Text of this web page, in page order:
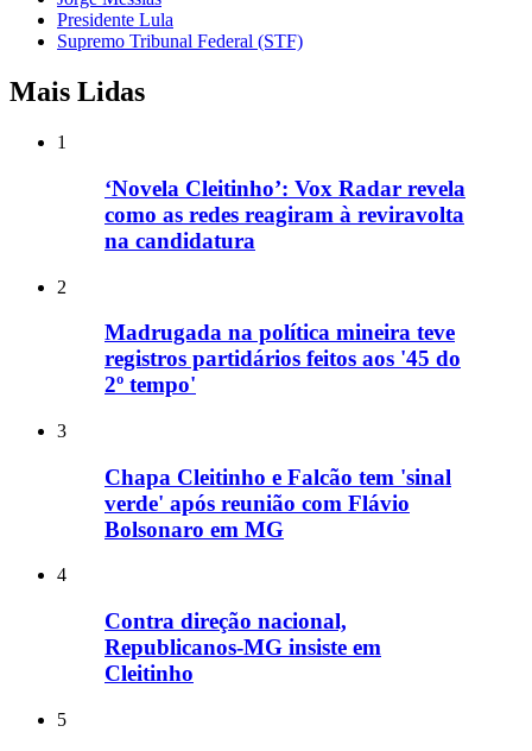
Presidente Lula
Supremo Tribunal Federal (STF)
Mais Lidas
1
‘Novela Cleitinho’: Vox Radar revela
como as redes reagiram à reviravolta
na candidatura
2
Madrugada na política mineira teve
registros partidários feitos aos '45 do
2º tempo'
3
Chapa Cleitinho e Falcão tem 'sinal
verde' após reunião com Flávio
Bolsonaro em MG
4
Contra direção nacional,
Republicanos-MG insiste em
Cleitinho
5